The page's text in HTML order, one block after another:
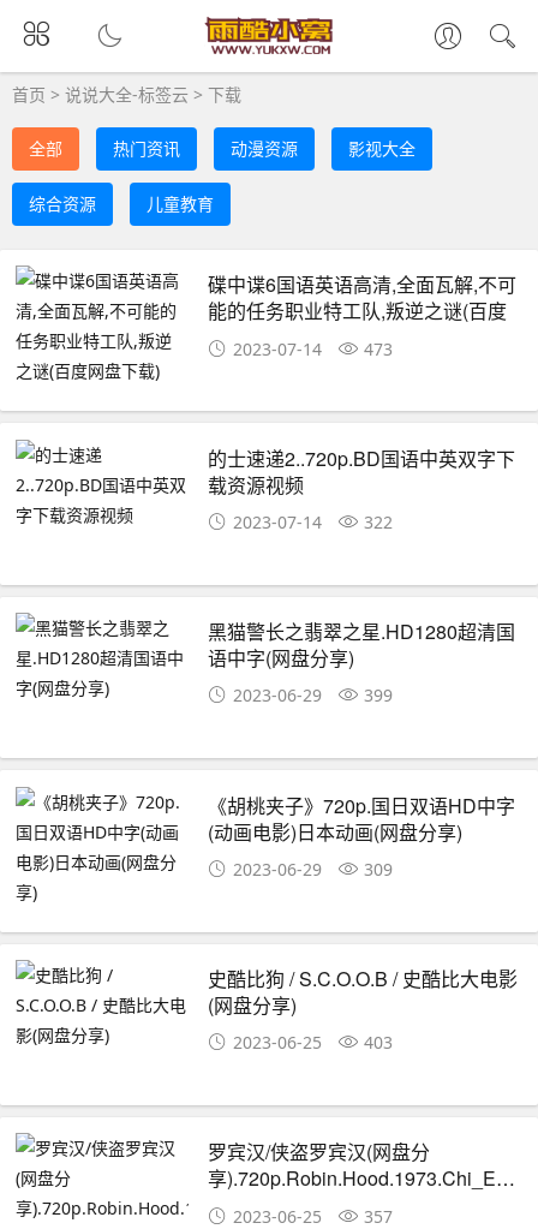
首页 > 说说大全-标签云 > 下载
全部 热门资讯 动漫资源 影视大全
综合资源 儿童教育
碟中谍6国语英语高清,全面瓦解,不可
能的任务职业特工队,叛逆之谜(百度
网盘下载)
2023-07-14 473
的士速递2..720p.BD国语中英双字下
载资源视频
2023-07-14 322
黑猫警长之翡翠之星.HD1280超清国
语中字(网盘分享)
2023-06-29 399
《胡桃夹子》720p.国日双语HD中字
(动画电影)日本动画(网盘分享)
2023-06-29 309
史酷比狗 / S.C.O.O.B / 史酷比大电影
(网盘分享)
2023-06-25 403
罗宾汉/侠盗罗宾汉(网盘分
享
MP42023-06-25 357